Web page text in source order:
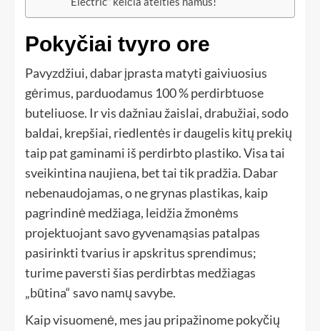
Pokyčiai tvyro ore
Pavyzdžiui, dabar įprasta matyti gaiviuosius
gėrimus, parduodamus 100 % perdirbtuose
buteliuose. Ir vis dažniau žaislai, drabužiai, sodo
baldai, krepšiai, riedlentės ir daugelis kitų prekių
taip pat gaminami iš perdirbto plastiko. Visa tai
sveikintina naujiena, bet tai tik pradžia. Dabar
nebenaudojamas, o ne grynas plastikas, kaip
pagrindinė medžiaga, leidžia žmonėms
projektuojant savo gyvenamąsias patalpas
pasirinkti tvarius ir apskritus sprendimus;
turime paversti šias perdirbtas medžiagas
„būtina“ savo namų savybe.
Kaip visuomenė, mes jau pripažinome pokyčių